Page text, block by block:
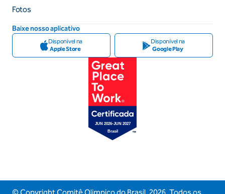
Fotos
Baixe nosso aplicativo
Disponível na
Apple Store
Disponível na
Google Play